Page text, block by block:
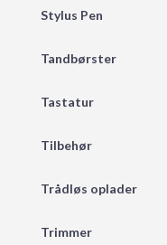
Stylus Pen
Tandbørster
Tastatur
Tilbehør
Trådløs oplader
Trimmer